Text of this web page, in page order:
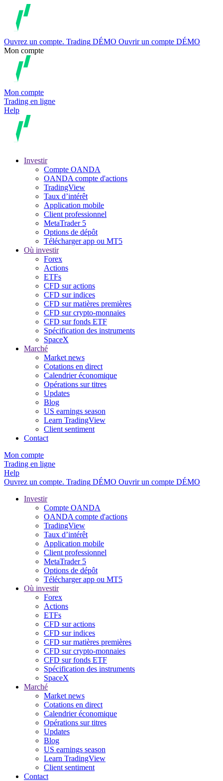
Ouvrez un compte. Trading DÉMO Ouvrir un compte DÉMO
Mon compte
Mon compte
Trading en ligne
Help
Investir
Compte OANDA
OANDA compte d'actions
TradingView
Taux d’intérêt
Application mobile
Client professionnel
MetaTrader 5
Options de dépôt
Télécharger app ou MT5
Où investir
Forex
Actions
ETFs
CFD sur actions
CFD sur indices
CFD sur matières premières
CFD sur crypto-monnaies
CFD sur fonds ETF
Spécification des instruments
SpaceX
Marché
Market news
Cotations en direct
Calendrier économique
Opérations sur titres
Updates
Blog
US earnings season
Learn TradingView
Client sentiment
Contact
Mon compte
Trading en ligne
Help
Ouvrez un compte. Trading DÉMO Ouvrir un compte DÉMO
Investir
Compte OANDA
OANDA compte d'actions
TradingView
Taux d’intérêt
Application mobile
Client professionnel
MetaTrader 5
Options de dépôt
Télécharger app ou MT5
Où investir
Forex
Actions
ETFs
CFD sur actions
CFD sur indices
CFD sur matières premières
CFD sur crypto-monnaies
CFD sur fonds ETF
Spécification des instruments
SpaceX
Marché
Market news
Cotations en direct
Calendrier économique
Opérations sur titres
Updates
Blog
US earnings season
Learn TradingView
Client sentiment
Contact